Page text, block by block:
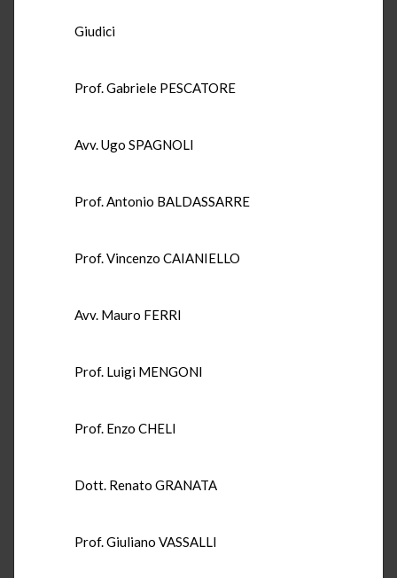
Giudici
Prof. Gabriele PESCATORE
Avv. Ugo SPAGNOLI
Prof. Antonio BALDASSARRE
Prof. Vincenzo CAIANIELLO
Avv. Mauro FERRI
Prof. Luigi MENGONI
Prof. Enzo CHELI
Dott. Renato GRANATA
Prof. Giuliano VASSALLI